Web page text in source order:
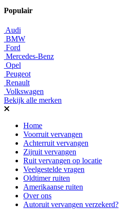
Populair
Audi
BMW
Ford
Mercedes-Benz
Opel
Peugeot
Renault
Volkswagen
Bekijk alle merken
Home
Voorruit vervangen
Achterruit vervangen
Zijruit vervangen
Ruit vervangen op locatie
Veelgestelde vragen
Oldtimer ruiten
Amerikaanse ruiten
Over ons
Autoruit vervangen verzekerd?